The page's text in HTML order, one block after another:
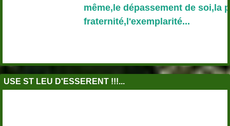
même,le dépassement de soi,la
fraternité,l'exemplarité...
USE ST LEU D'ESSERENT !!!...